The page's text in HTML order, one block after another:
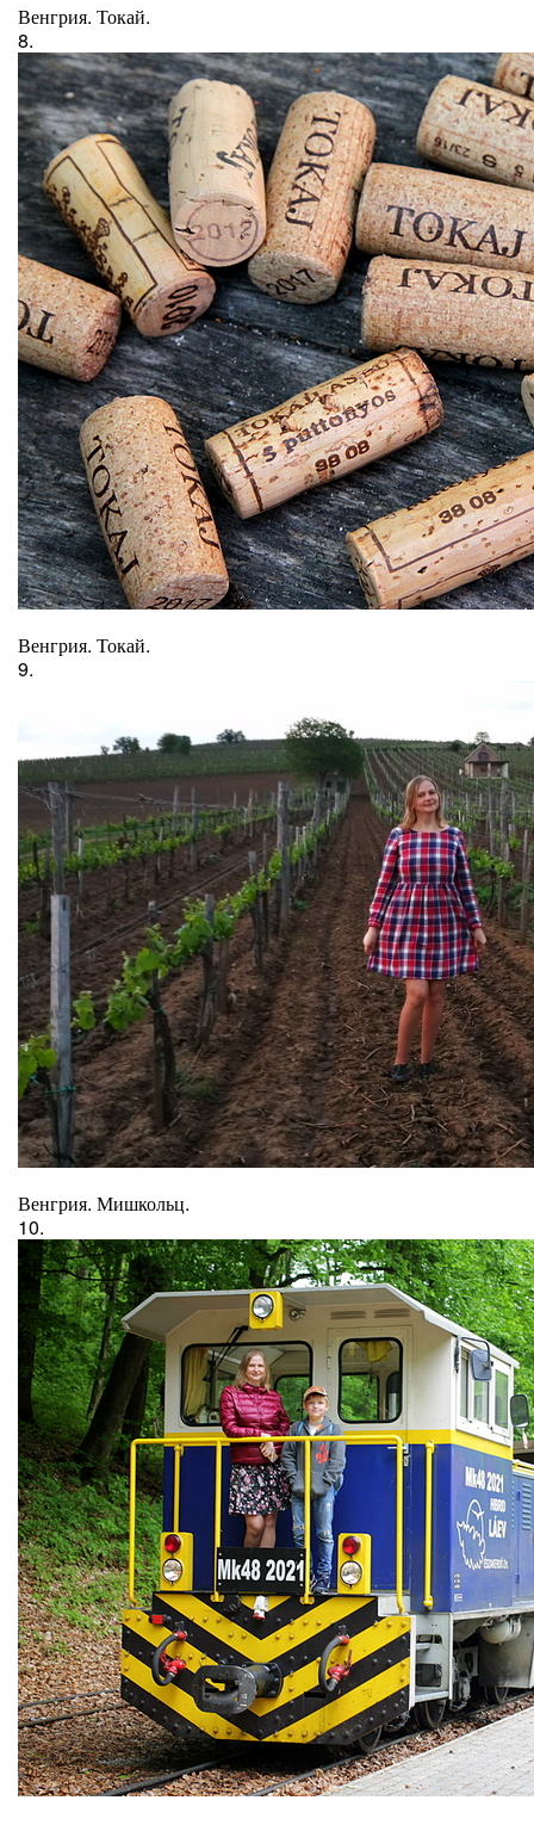
Венгрия. Токай.
8.
Венгрия. Токай.
9.
Венгрия. Мишкольц.
10.